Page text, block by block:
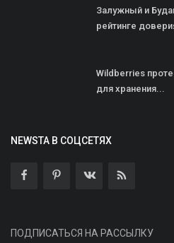
Залужный и
рейтинге
Wildberries
для хранения...
NEWSTA В СОЦСЕТЯХ
ПОДПИСАТЬСЯ НА РАССЫЛКУ